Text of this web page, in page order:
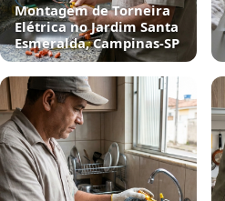
Montagem de Torneira
Elétrica no Jardim Santa
Esmeralda, Campinas‑SP